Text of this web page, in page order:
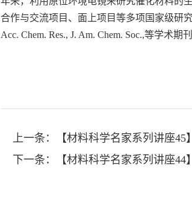
合作与交流项目、面上项目等多项国家级研究
Acc. Chem. Res., J. Am. Chem. Soc.,等学术
上一条：
【材料科学名家系列讲座45
下一条：
【材料科学名家系列讲座44